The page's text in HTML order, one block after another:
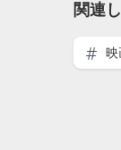
関連
映